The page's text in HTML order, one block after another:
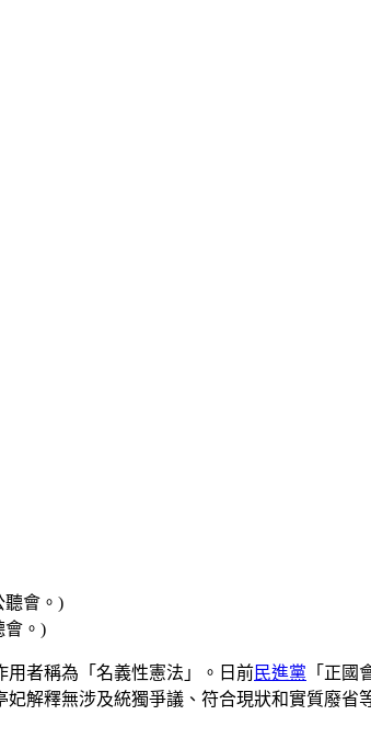
會。)
用者稱為「名義性憲法」。日前民進黨 「正
解釋無涉及統獨爭議、符合現狀和實質廢